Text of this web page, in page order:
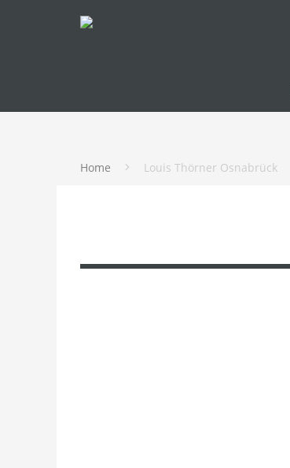
Home Louis Thörner Osnabrück